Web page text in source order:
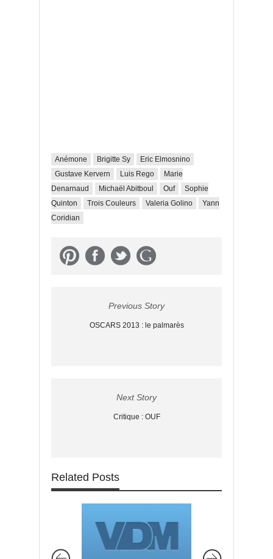
Anémone Brigitte Sy
Eric Elmosnino
Gustave Kervern
Luis Rego
Marie
Denarnaud
Michaël Abitboul Ouf
Sophie
Quinton
Trois Couleurs Valeria Golino
Yann
Coridian
Previous Story
OSCARS 2013 : le palmarès
Next Story
Critique : OUF
Related Posts